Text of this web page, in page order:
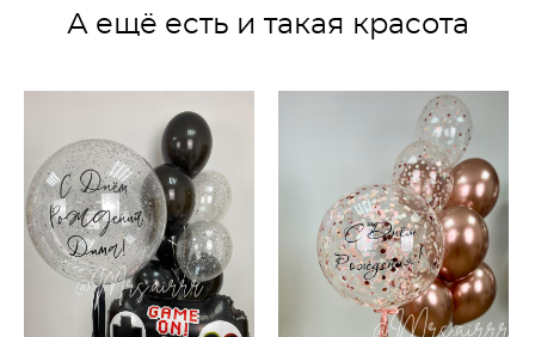
А ещё есть и такая красота